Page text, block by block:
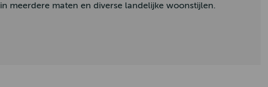
in meerdere maten en diverse landelijke woonstijlen.